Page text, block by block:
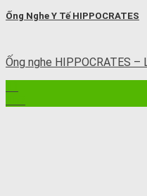
Ống Nghe Y Tế HIPPOCRATES
Ống nghe HIPPOCRATES –